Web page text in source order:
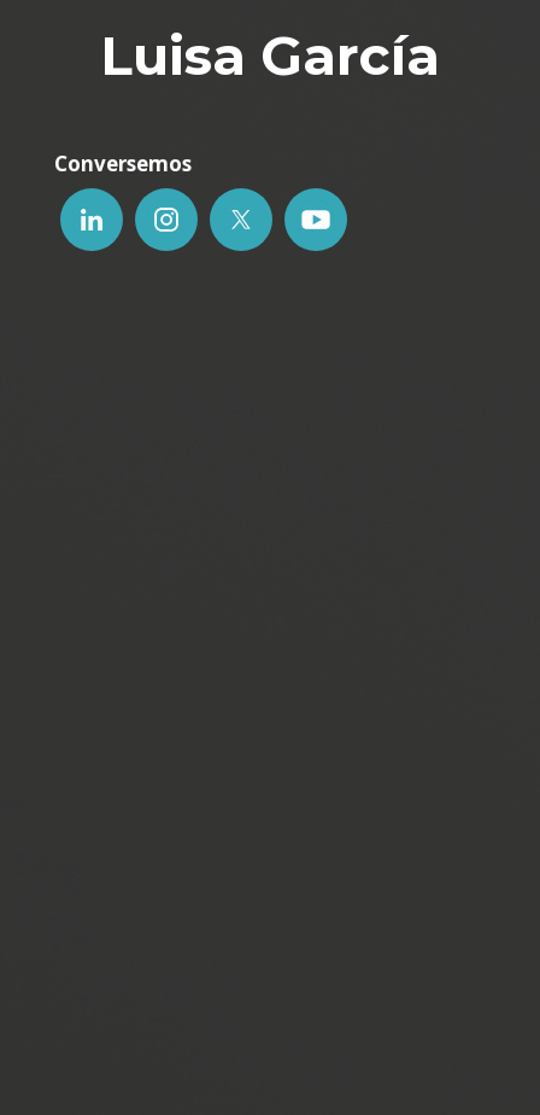
Luisa García
Conversemos